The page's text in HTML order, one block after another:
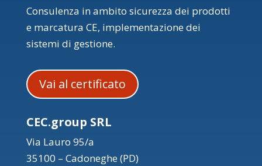
Consulenza in ambito sicurezza dei prodotti
e marcatura CE, implementazione dei
sistemi di gestione.
Vai al certificato
CEC.group SRL
Via Lauro 95/a
35100 – Cadoneghe (PD)